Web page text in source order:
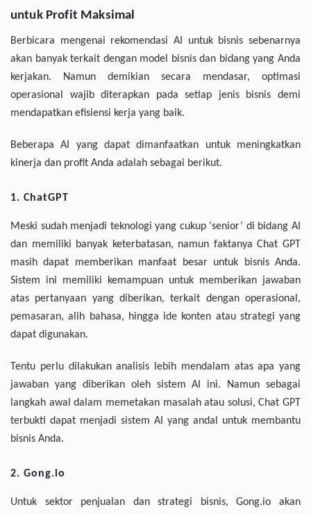
untuk Profit Maksimal
Berbicara mengenai rekomendasi AI untuk bisnis sebenarnya
akan banyak terkait dengan model bisnis dan bidang yang Anda
kerjakan. Namun demikian secara mendasar, optimasi
operasional wajib diterapkan pada setiap jenis bisnis demi
mendapatkan efisiensi kerja yang baik.
Beberapa AI yang dapat dimanfaatkan untuk meningkatkan
kinerja dan profit Anda adalah sebagai berikut.
1. ChatGPT
Meski sudah menjadi teknologi yang cukup ‘senior’ di bidang AI
dan memiliki banyak keterbatasan, namun faktanya Chat GPT
masih dapat memberikan manfaat besar untuk bisnis Anda.
Sistem ini memiliki kemampuan untuk memberikan jawaban
atas pertanyaan yang diberikan, terkait dengan operasional,
pemasaran, alih bahasa, hingga ide konten atau strategi yang
dapat digunakan.
Tentu perlu dilakukan analisis lebih mendalam atas apa yang
jawaban yang diberikan oleh sistem AI ini. Namun sebagai
langkah awal dalam memetakan masalah atau solusi, Chat GPT
terbukti dapat menjadi sistem AI yang andal untuk membantu
bisnis Anda.
2. Gong.io
Untuk sektor penjualan dan strategi bisnis, Gong.io akan